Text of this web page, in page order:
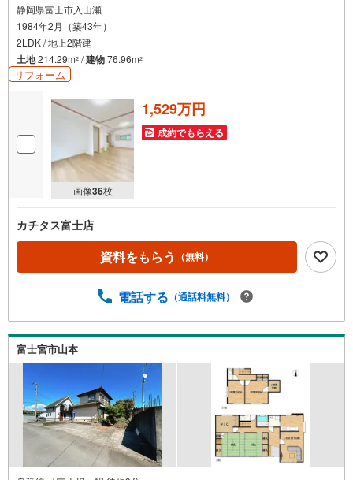
静岡県富士市入山瀬
1984年2月（築43年）
2LDK / 地上2階建
土地214.29m2 /建物76.96m2
リフォーム
画像36枚
1,529万円
成約でもらえる
カチタス富士店
資料をもらう （無料）
電話する （通話料無料）
富士宮市山本